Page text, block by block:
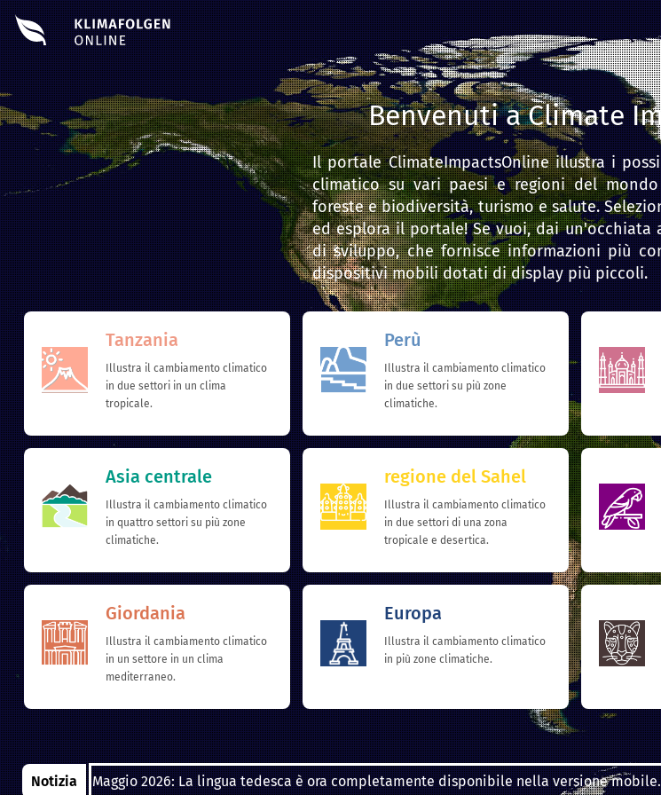
Benvenuti a Climate
Il portaleClimateImpactsOnlineillustra i
climatico su vari paesi e regioni del
foreste e biodiversità, turismo e salute.
ed esplora il portale!Se vuoi, dai un'occhiata
di sviluppo, che fornisce informazioni più
dispositivi mobili dotati di display più piccoli.
Tanzania
Illustra il cambiamento climatico
in due settori in un clima
tropicale.
Perù
Illustra il cambiamento climatico
in due settori su più zone
climatiche.
Asia centrale
Illustra il cambiamento climatico
in quattro settori su più zone
climatiche.
regione del Sahel
Illustra il cambiamento climatico
in due settori di una zona
tropicale e desertica.
Giordania
Illustra il cambiamento climatico
in un settore in un clima
mediterraneo.
Europa
Illustra il cambiamento climatico
in più zone climatiche.
Notizia Maggio 2026: La lingua tedesca è ora completamente disponibile nella versione